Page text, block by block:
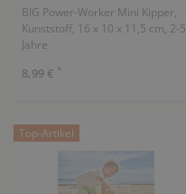
BIG Power-Worker Mini Kipper,
Kunststoff, 16 x 10 x 11,5 cm, 2-5
Jahre
8,99 € *
Top-Artikel